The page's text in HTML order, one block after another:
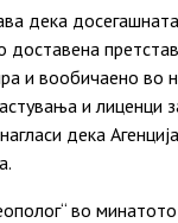
дека
и вообичаено во
и лиценци
дека
во